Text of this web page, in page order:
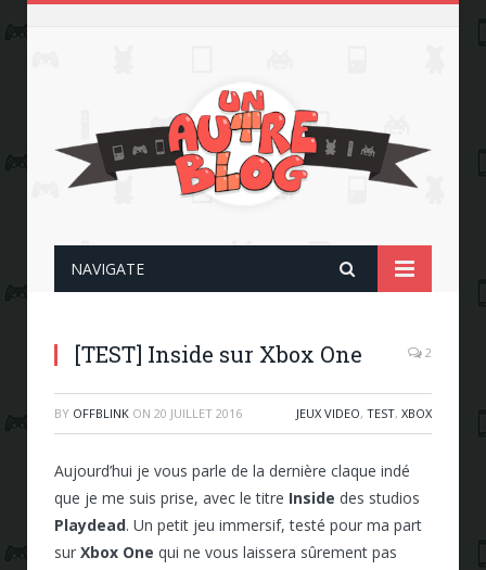
NAVIGATE
[TEST] Inside sur Xbox One 2
BY OFFBLINK ON 20 JUILLET 2016 JEUX VIDEO, TEST, XBOX
Aujourd’hui je vous parle de la dernière claque indé
que je me suis prise, avec le titre Inside des studios
Playdead. Un petit jeu immersif, testé pour ma part
sur Xbox One qui ne vous laissera sûrement pas